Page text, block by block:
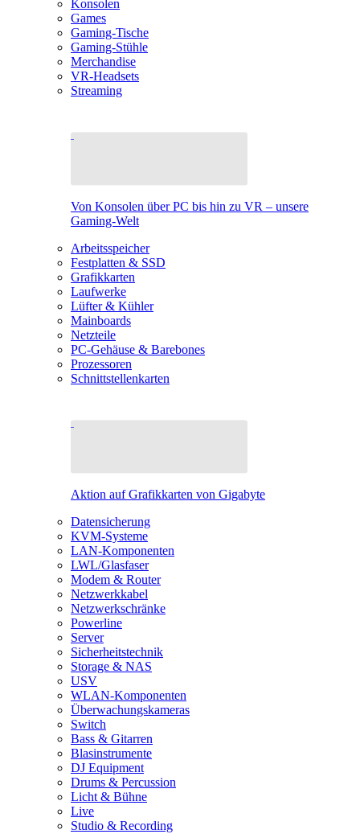
Konsolen
Games
Gaming-Tische
Gaming-Stühle
Merchandise
VR-Headsets
Streaming
Von Konsolen über PC bis hin zu VR – unsere
Gaming-Welt
Arbeitsspeicher
Festplatten & SSD
Grafikkarten
Laufwerke
Lüfter & Kühler
Mainboards
Netzteile
PC-Gehäuse & Barebones
Prozessoren
Schnittstellenkarten
Aktion auf Grafikkarten von Gigabyte
Datensicherung
KVM-Systeme
LAN-Komponenten
LWL/Glasfaser
Modem & Router
Netzwerkkabel
Netzwerkschränke
Powerline
Server
Sicherheitstechnik
Storage & NAS
USV
WLAN-Komponenten
Überwachungskameras
Switch
Bass & Gitarren
Blasinstrumente
DJ Equipment
Drums & Percussion
Licht & Bühne
Live
Studio & Recording